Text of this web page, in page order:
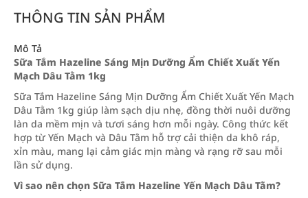
THÔNG TIN SẢN PHẨM
Mô Tả
Sữa Tắm Hazeline Sáng Mịn Dưỡng Ẩm Chiết Xuất Yến
Mạch Dâu Tằm 1kg
Sữa Tắm Hazeline Sáng Mịn Dưỡng Ẩm Chiết Xuất Yến Mạch
Dâu Tằm 1kg giúp làm sạch dịu nhẹ, đồng thời nuôi dưỡng
làn da mềm mịn và tươi sáng hơn mỗi ngày. Công thức kết
hợp từ Yến Mạch và Dâu Tằm hỗ trợ cải thiện da khô ráp,
xỉn màu, mang lại cảm giác mịn màng và rạng rỡ sau mỗi
lần sử dụng.
Vì sao nên chọn Sữa Tắm Hazeline Yến Mạch Dâu Tằm?